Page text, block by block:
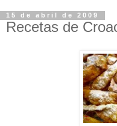
15 de abril de 2009
Recetas de